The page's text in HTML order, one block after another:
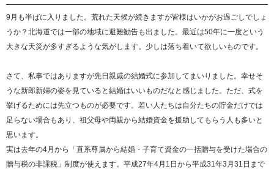
9月も半ばに入りました。荒れた天候が続きますが皆様はいかがお過ごしでしょ
うか？北海道では一部の地域に避難勧告も出ました。最近は50年に一度という
大きな天災が多すぎるような気がします。少しは落ち着いて欲しいものです。
さて、私事ではありますが先日親戚の結婚式に参加してまいりました。幸せそ
うな新郎新婦の姿を見ていると結婚はいいものだなと感じました。ただ、式を
挙げるためには先立つものが必要です。若い人たちは自分たちの貯金だけでは
足らない場合もあり、祖父母や両親から結婚資金を援助してもらう人も多いと
思います。
実は去年の4月から「直系尊属から結婚・子育て資金の一括贈与を受けた場合の
贈与税の非課税」制度が使えます。平成27年4月1日から平成31年3月31日まで